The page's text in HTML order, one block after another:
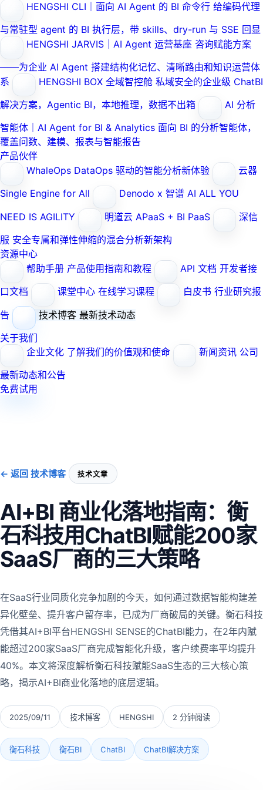
HENGSHI CLI｜面向 AI Agent 的 BI 命令行 给编码代理
与常驻型 agent 的 BI 执行层，带 skills、dry-run 与 SSE 回显
HENGSHI JARVIS｜AI Agent 运营基座 咨询赋能方案
——为企业 AI Agent 搭建结构化记忆、清晰路由和知识运营体
系
HENGSHI BOX 全域智控舱 私域安全的企业级 ChatBI
解决方案，Agentic BI，本地推理，数据不出箱
AI 分析
智能体｜AI Agent for BI & Analytics 面向 BI 的分析智能体，
覆盖问数、建模、报表与智能报告
产品伙伴
WhaleOps DataOps 驱动的智能分析新体验
云器
Single Engine for All
Denodo x 智谱 AI ALL YOU
NEED IS AGILITY
明道云 APaaS + BI PaaS
深信
服 安全专属和弹性伸缩的混合分析新架构
资源中心
帮助手册 产品使用指南和教程 API 文档 开发者接
口文档
课堂中心 在线学习课程 白皮书 行业研究报
告
技术博客 最新技术动态
关于我们
企业文化 了解我们的价值观和使命 新闻资讯 公司
最新动态和公告
免费试用
← 返回 技术博客 技术文章
AI+BI 商业化落地指南：衡
石科技用ChatBI赋能200家
SaaS厂商的三大策略
在SaaS行业同质化竞争加剧的今天，如何通过数据智能构建差
异化壁垒、提升客户留存率，已成为厂商破局的关键。衡石科技
凭借其AI+BI平台HENGSHI SENSE的ChatBI能力，在2年内赋
能超过200家SaaS厂商完成智能化升级，客户续费率平均提升
40%。本文将深度解析衡石科技赋能SaaS生态的三大核心策
略，揭示AI+BI商业化落地的底层逻辑。
2025/09/11 技术博客 HENGSHI 2 分钟阅读
衡石科技 衡石BI ChatBI ChatBI解决方案